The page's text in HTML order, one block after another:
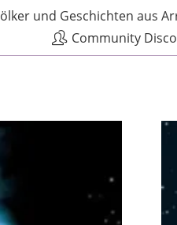
und Geschichten aus
Community